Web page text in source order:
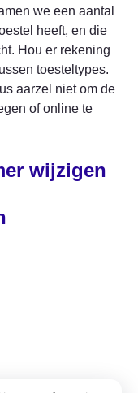
we een aantal
heeft, en die
Hou er rekening
toesteltypes.
aarzel niet om de
of online te
wijzigen